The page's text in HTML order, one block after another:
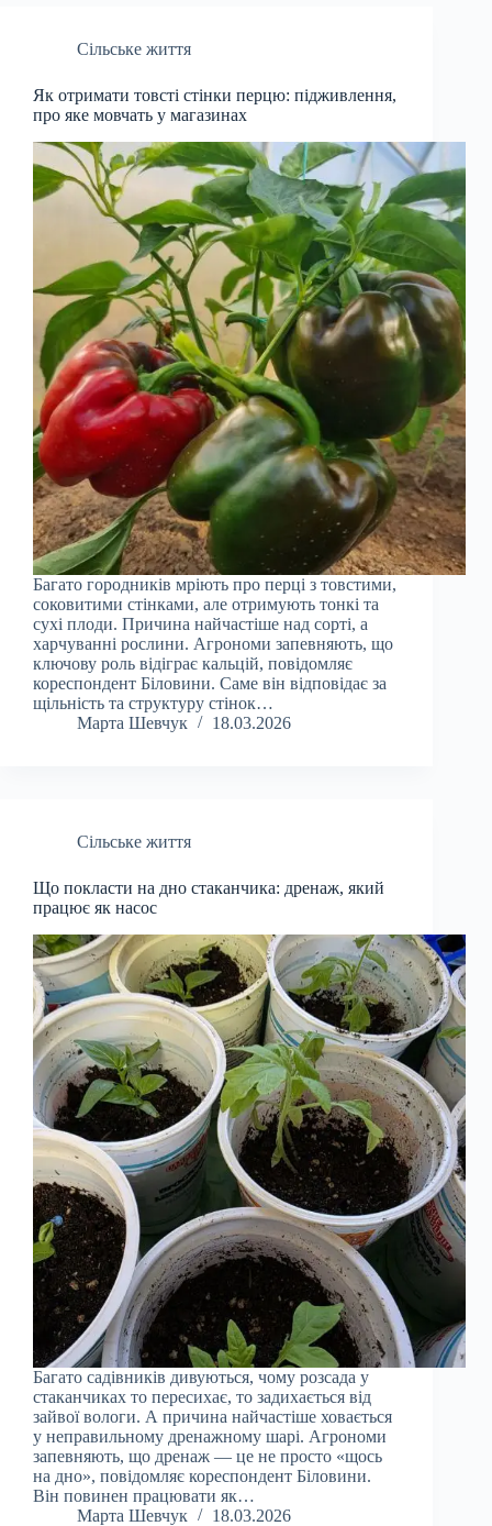
Сільське життя
Як отримати товсті стінки перцю: підживлення,
про яке мовчать у магазинах
Багато городників мріють про перці з товстими,
соковитими стінками, але отримують тонкі та
сухі плоди. Причина найчастіше над сорті, а
харчуванні рослини. Агрономи запевняють, що
ключову роль відіграє кальцій, повідомляє
кореспондент Біловини. Саме він відповідає за
щільність та структуру стінок…
Марта Шевчук
18.03.2026
Сільське життя
Що покласти на дно стаканчика: дренаж, який
працює як насос
Багато садівників дивуються, чому розсада у
стаканчиках то пересихає, то задихається від
зайвої вологи. А причина найчастіше ховається
у неправильному дренажному шарі. Агрономи
запевняють, що дренаж — це не просто «щось
на дно», повідомляє кореспондент Біловини.
Він повинен працювати як…
Марта Шевчук
18.03.2026